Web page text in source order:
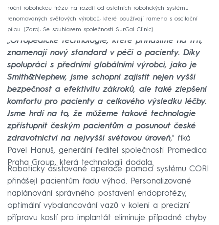
ruční robotickou frézu na rozdíl od ostatních robotických systému
renomovaných světových výrobců, které používají rameno s oscilační
pilou.
Zdroj: Se souhlasem společnosti SurGal Clinic
„Ortopedické technologie, které přinášíme na trh,
znamenají nový standard v péči o pacienty. Díky
spolupráci s předními globálními výrobci, jako je
Smith&Nephew, jsme schopni zajistit nejen vyšší
bezpečnost a efektivitu zákroků, ale také zlepšení
komfortu pro pacienty a celkového výsledku léčby.
Jsme hrdí na to, že můžeme takové technologie
zpřístupnit českým pacientům a posunout české
zdravotnictví na nejvyšší světovou úroveň," říká
Pavel Hanuš, generální ředitel společnosti Promedica
Praha Group, která technologii dodala.
Roboticky asistované operace pomocí systému CORI
přinášejí pacientům řadu výhod. Personalizované
naplánování správného postavení endoprotézy,
optimální vybalancování vazů v koleni a precizní
přípravu kostí pro implantát eliminuje případné chyby